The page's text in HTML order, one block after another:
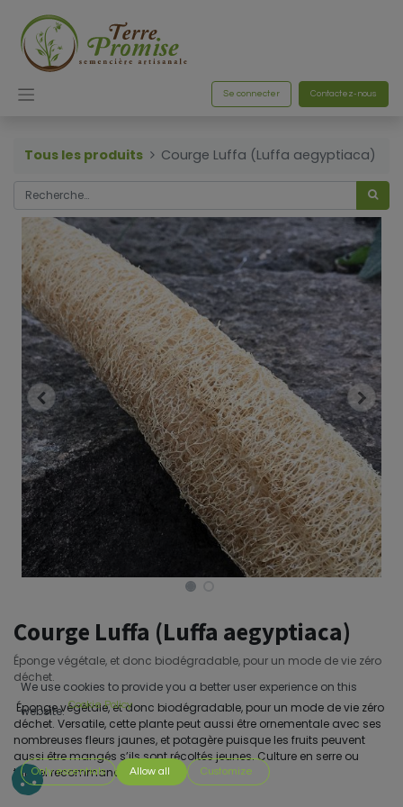
Se connecter Contactez-nous
Tous les produits Courge Luffa (Luffa aegyptiaca)
Courge Luffa (Luffa aegyptiaca)
Éponge végétale, et donc biodégradable, pour un mode de vie zéro
déchet.
Éponge végétale, et donc biodégradable, pour un mode de vie zéro
déchet. Versatile, cette plante peut aussi être ornementale avec ses
nombreuses fleurs jaunes, et potagère puisque les fruits peuvent
aussi être mangés s’ils sont récoltés jeunes. Culture en serre ou
tunnel recommandée.
We use cookies to provide you a better user experience on this
website. Cookie Policy
Only essentials Allow all Customize